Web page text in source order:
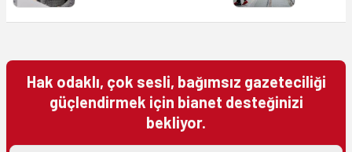
Hak odaklı, çok sesli, bağımsız gazeteciliği
güçlendirmek için bianet desteğinizi
bekliyor.